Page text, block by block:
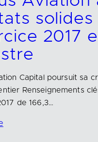
2017
Capital poursuit sa
Renseignements
de 166,3…